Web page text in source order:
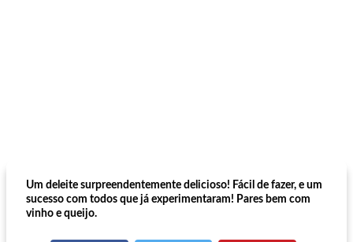
Um deleite surpreendentemente delicioso! Fácil de fazer, e um
sucesso com todos que já experimentaram! Pares bem com
vinho e queijo.